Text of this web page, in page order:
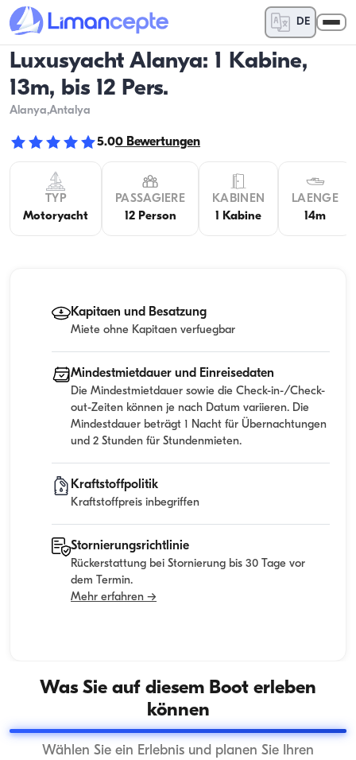
DE
Luxusyacht Alanya: 1 Kabine,
13m, bis 12 Pers.
Alanya,Antalya
5.00 Bewertungen
TYP
Motoryacht
PASSAGIERE
12 Person
KABINEN
1 Kabine
LAENGE
14m
Kapitaen und Besatzung
Miete ohne Kapitaen verfuegbar
Mindestmietdauer und Einreisedaten
Die Mindestmietdauer sowie die Check-in-/Check-
out-Zeiten können je nach Datum variieren. Die
Mindestdauer beträgt 1 Nacht für Übernachtungen
und 2 Stunden für Stundenmieten.
Kraftstoffpolitik
Kraftstoffpreis inbegriffen
Stornierungsrichtlinie
Rückerstattung bei Stornierung bis 30 Tage vor
dem Termin.
Mehr erfahren →
Was Sie auf diesem Boot erleben
können
Wählen Sie ein Erlebnis und planen Sie Ihren